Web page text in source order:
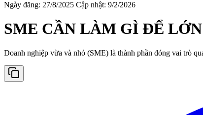
Ngày đăng: 27/8/2025 Cập nhật: 9/2/2026
SME CẦN LÀM GÌ ĐỂ
Doanh nghiệp vừa và nhỏ (SME) là thành phần đóng vai trò